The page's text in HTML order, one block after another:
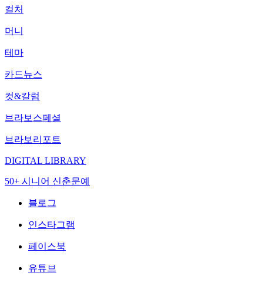
컬처
머니
테마
카드뉴스
컷&칼럼
브라보스페셜
브라보리포트
DIGITAL LIBRARY
50+ 시니어 신춘문예
블로그
인스타그램
페이스북
유튜브